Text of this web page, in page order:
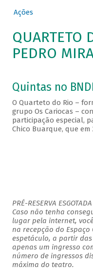
Ações
QUARTETO
PEDRO
Quintas no
O Quarteto do Rio –
grupo Os Cariocas –
participação especial,
Chico Buarque, que em
PRÉ-RESERVA ESGOTADA
Caso não tenha
lugar pela internet,
na recepção do Espaço
espetáculo, a partir das
apenas um ingresso
número de ingressos
máxima do teatro.